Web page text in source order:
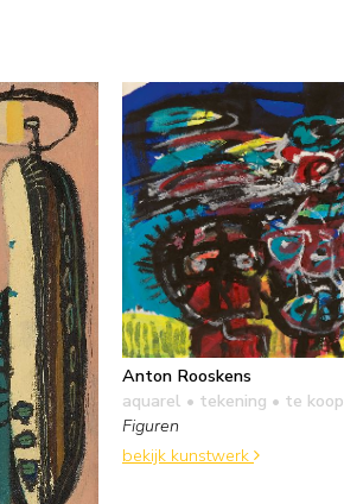
Anton Rooskens
aquarel • tekening • te koop
Figuren
bekijk kunstwerk